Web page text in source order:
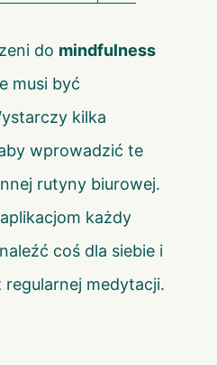
do mindfulness
musi być
kilka
wprowadzić te
rutyny biurowej.
każdy
coś dla siebie i
medytacji.